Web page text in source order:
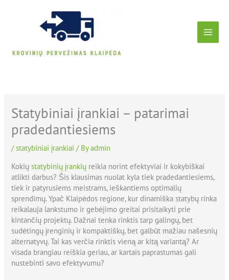
Statybiniai įrankiai – patarimai
pradedantiesiems
/statybiniai įrankiai / Byadmin
Kokiųstatybinių įrankių reikia norint efektyviai ir kokybiškai
atlikti darbus? Šis klausimas nuolat kyla tiek pradedantiesiems,
tiek ir patyrusiems meistrams, ieškantiems optimalių
sprendimų. Ypač Klaipėdos regione, kur dinamiška statybų rinka
reikalauja lankstumo ir gebėjimo greitai prisitaikyti prie
kintančių projektų. Dažnai tenka rinktis tarp galingų, bet
sudėtingų įrenginių ir kompaktiškų, bet galbūt mažiau našesnių
alternatyvų. Tai kas verčia rinktis vieną ar kitą variantą? Ar
visada brangiau reiškia geriau, ar kartais paprastumas gali
nustebinti savo efektyvumu?